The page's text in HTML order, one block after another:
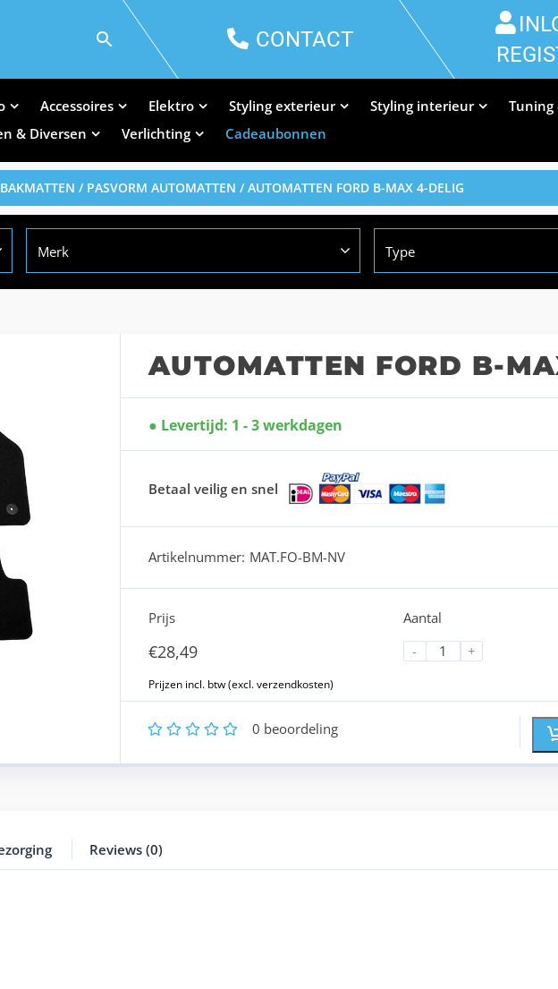
CONTACT
Accessoires Elektro Styling exterieur Styling interieur
Tuning
& Diversen
Verlichting Cadeaubonnen
/ PASVORM AUTOMATTEN / AUTOMATTEN FORD B-MAX 4-DELIG
Merk Type
AUTOMATTEN FORD B-
Levertijd: 1 - 3 werkdagen
Betaal veilig en snel
Artikelnummer: MAT.FO-BM-NV
Prijs
€28,49
Aantal
-
+
5
4
3
2 0 beoordeling
Reviews (0)